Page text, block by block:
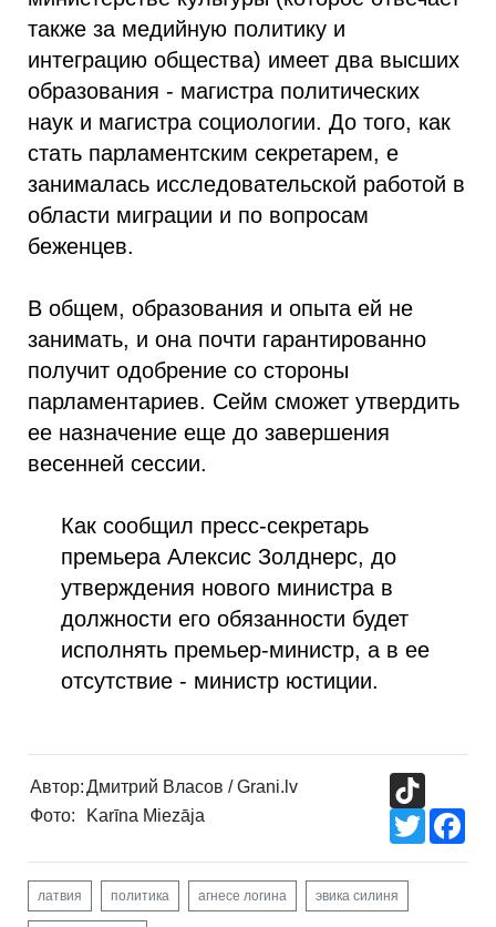
также за медийную политику и
интеграцию общества) имеет два высших
образования - магистра политических
наук и магистра социологии. До того, как
стать парламентским секретарем, е
занималась исследовательской работой в
области миграции и по вопросам
беженцев.
В общем, образования и опыта ей не
занимать, и она почти гарантированно
получит одобрение со стороны
парламентариев. Сейм сможет утвердить
ее назначение еще до завершения
весенней сессии.
Как сообщил пресс-секретарь
премьера Алексис Золднерс, до
утверждения нового министра в
должности его обязанности будет
исполнять премьер-министр, а в ее
отсутствие - министр юстиции.
Автор:Дмитрий Власов / Grani.lv
Фото:
Karīna Miezāja
Twitter
латвия политика агнесе логина эвика силиня